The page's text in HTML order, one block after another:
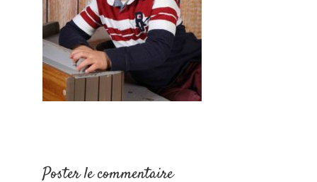
Poster le commentaire